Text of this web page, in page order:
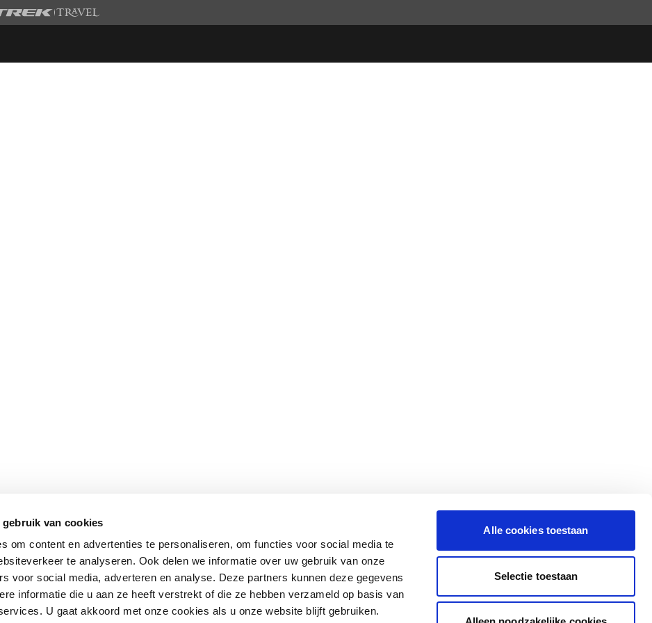
gebruik van cookies
om content en advertenties te personaliseren, om functies voor social media te
te analyseren. Ook delen we informatie over uw gebruik van onze
voor social media, adverteren en analyse. Deze partners kunnen deze gegevens
informatie die u aan ze heeft verstrekt of die ze hebben verzameld op basis van
U gaat akkoord met onze cookies als u onze website blijft gebruiken.
Alle cookies toestaan
Selectie toestaan